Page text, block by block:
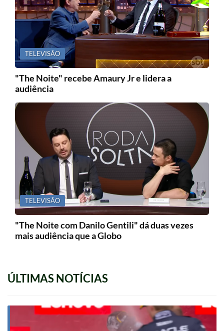
TELEVISÃO
"The Noite" recebe Amaury Jr e lidera a
audiência
TELEVISÃO
"The Noite com Danilo Gentili" dá duas vezes
mais audiência que a Globo
ÚLTIMAS NOTÍCIAS